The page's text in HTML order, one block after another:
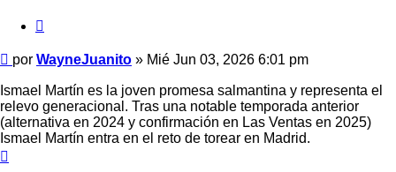
Mensaje
por WayneJuanito » Mié Jun 03, 2026 6:01 pm
Ismael Martín es la joven promesa salmantina y representa el
relevo generacional. Tras una notable temporada anterior
(alternativa en 2024 y confirmación en Las Ventas en 2025)
Ismael Martín entra en el reto de torear en Madrid.